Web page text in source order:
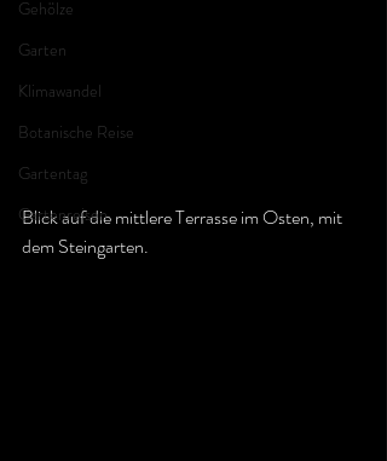
Gehölze
Garten
Klimawandel
Botanische Reise
Gartentag
Gartenreisen
Blick auf die mittlere Terrasse im Osten, mit
dem Steingarten.